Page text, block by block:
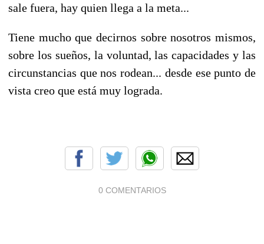
sale fuera, hay quien llega a la meta...
Tiene mucho que decirnos sobre nosotros mismos,
sobre los sueños, la voluntad, las capacidades y las
circunstancias que nos rodean... desde ese punto de
vista creo que está muy lograda.
0 COMENTARIOS